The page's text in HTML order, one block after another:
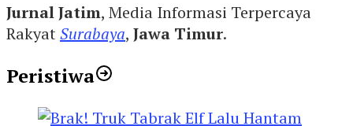
Jurnal Jatim, Media Informasi Terpercaya
RakyatSurabaya, Jawa Timur.
Peristiwa